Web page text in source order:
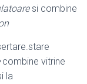
si combine
combine vitrine
la